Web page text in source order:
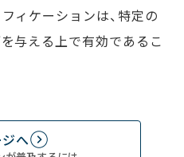
ィケーションは、特定の
与える上で有効であるこ
へ